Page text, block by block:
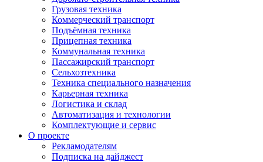
Грузовая техника
Коммерческий транспорт
Подъёмная техника
Прицепная техника
Коммунальная техника
Пассажирский транспорт
Сельхозтехника
Техника специального назначения
Карьерная техника
Логистика и склад
Автоматизация и технологии
Комплектующие и сервис
О проекте
Рекламодателям
Подписка на дайджест